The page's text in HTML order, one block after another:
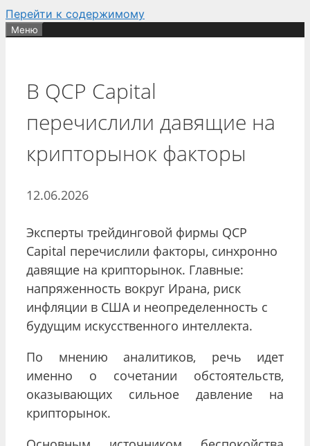
Перейти к содержимому
Меню
В QCP Capital
перечислили давящие на
крипторынок факторы
12.06.2026
Эксперты трейдинговой фирмы QCP
Capital перечислили факторы, синхронно
давящие на крипторынок. Главные:
напряженность вокруг Ирана, риск
инфляции в США и неопределенность с
будущим искусственного интеллекта.
По мнению аналитиков, речь идет
именно о сочетании обстоятельств,
оказывающих сильное давление на
крипторынок.